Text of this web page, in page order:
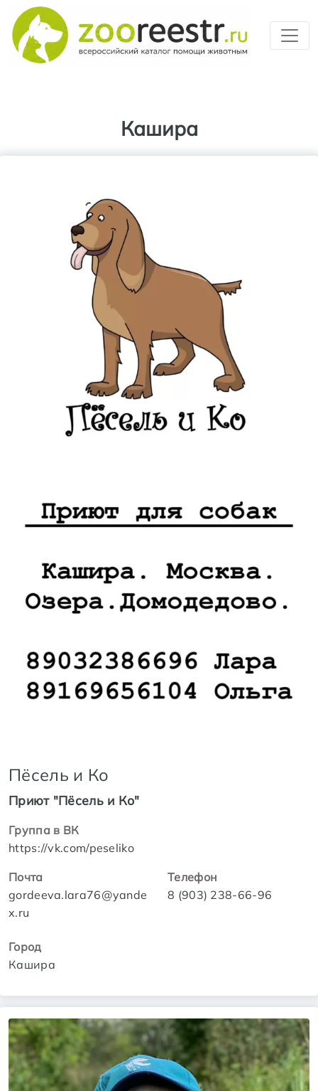
Кашира
Пёсель и Ко
Приют "Пёсель и Ко"
Группа в ВК
https://vk.com/peseliko
Почта
gordeeva.lara76@yande
x.ru
Телефон
8 (903) 238-66-96
Город
Кашира